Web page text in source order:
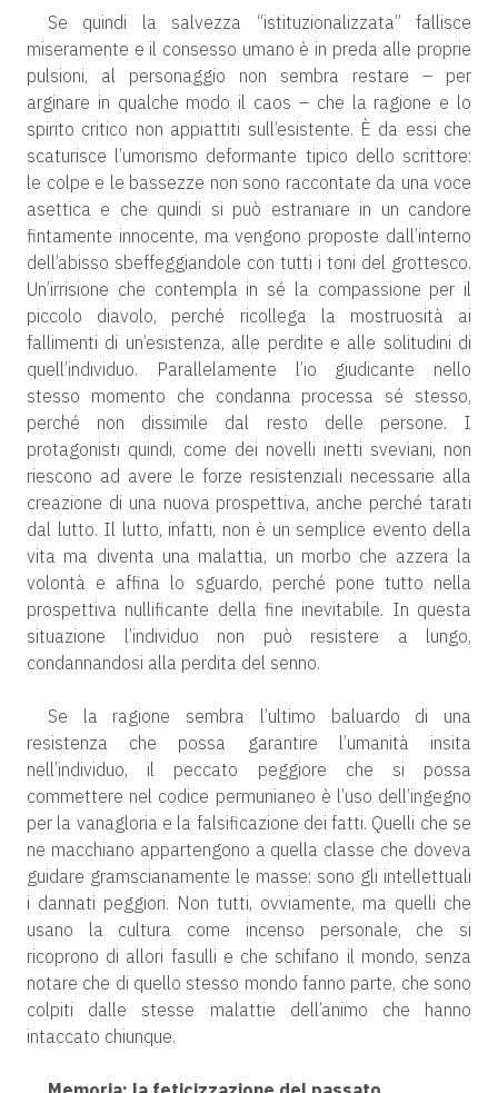
Se quindi la salvezza “istituzionalizzata” fallisce
miseramente e il consesso umano è in preda alle proprie
pulsioni, al personaggio non sembra restare – per
arginare in qualche modo il caos – che la ragione e lo
spirito critico non appiattiti sull’esistente. È da essi che
scaturisce l’umorismo deformante tipico dello scrittore:
le colpe e le bassezze non sono raccontate da una voce
asettica e che quindi si può estraniare in un candore
fintamente innocente, ma vengono proposte dall’interno
dell’abisso sbeffeggiandole con tutti i toni del grottesco.
Un’irrisione che contempla in sé la compassione per il
piccolo diavolo, perché ricollega la mostruosità ai
fallimenti di un’esistenza, alle perdite e alle solitudini di
quell’individuo. Parallelamente l’io giudicante nello
stesso momento che condanna processa sé stesso,
perché non dissimile dal resto delle persone. I
protagonisti quindi, come dei novelli inetti sveviani, non
riescono ad avere le forze resistenziali necessarie alla
creazione di una nuova prospettiva, anche perché tarati
dal lutto. Il lutto, infatti, non è un semplice evento della
vita ma diventa una malattia, un morbo che azzera la
volontà e affina lo sguardo, perché pone tutto nella
prospettiva nullificante della fine inevitabile. In questa
situazione l’individuo non può resistere a lungo,
condannandosi alla perdita del senno.
Se la ragione sembra l’ultimo baluardo di una
resistenza che possa garantire l’umanità insita
nell’individuo, il peccato peggiore che si possa
commettere nel codice permunianeo è l’uso dell’ingegno
per la vanagloria e la falsificazione dei fatti. Quelli che se
ne macchiano appartengono a quella classe che doveva
guidare gramscianamente le masse: sono gli intellettuali
i dannati peggiori. Non tutti, ovviamente, ma quelli che
usano la cultura come incenso personale, che si
ricoprono di allori fasulli e che schifano il mondo, senza
notare che di quello stesso mondo fanno parte, che sono
colpiti dalle stesse malattie dell’animo che hanno
intaccato chiunque.